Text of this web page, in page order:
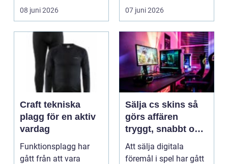
Förmågor som tid...
08 juni 2026
Ett genomtänkt pl...
07 juni 2026
Craft tekniska
plagg för en aktiv
vardag
Funktionsplagg har
gått från att vara
Sälja cs skins så
görs affären
tryggt, snabbt och
lönsamt
Att sälja digitala
föremål i spel har gått